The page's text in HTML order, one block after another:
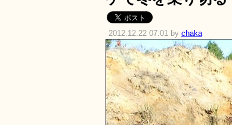
2012.12.22 07:01 by chaka